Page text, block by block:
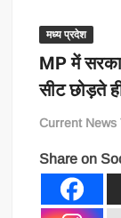
मध्य प्रदेश
MP में
सीट छोड़ते
Current News
Share on